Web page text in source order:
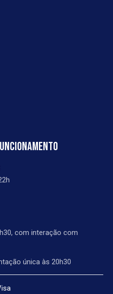
com interação com
única às 20h30